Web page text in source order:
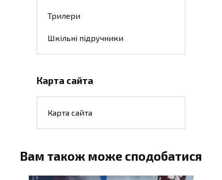
Трилери
Шкільні підручники
Карта сайта
Карта сайта
Вам також може сподобатися